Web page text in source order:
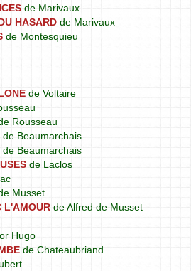
de Marivaux
HASARD de Marivaux
de Montesquieu
de Voltaire
Rousseau
de Beaumarchais
de Beaumarchais
de Laclos
Musset
L'AMOUR de Alfred de Musset
Hugo
de Chateaubriand